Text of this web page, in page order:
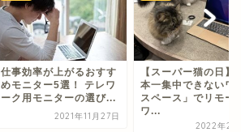
仕事効率が上がるおすす
めモニター5選！ テレワ
ーク用モニターの選び...
2021年11月27日
【スーパー猫の日】
本一集中できないワ
スペース」でリモー
ワ...
2022年2